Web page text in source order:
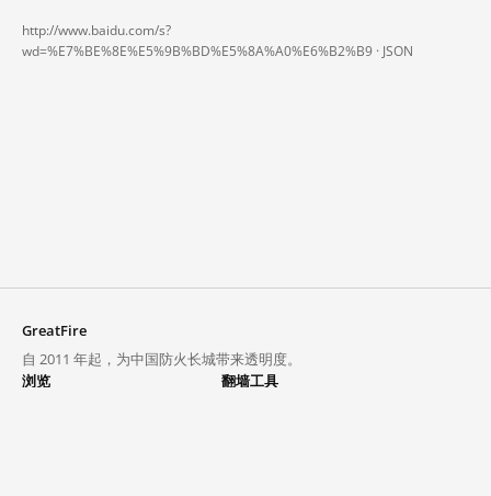
http://www.baidu.com/s?
wd=%E7%BE%8E%E5%9B%BD%E5%8A%A0%E6%B2%B9 · JSON
GreatFire
自 2011 年起，为中国防火长城带来透明度。
浏览
翻墙工具